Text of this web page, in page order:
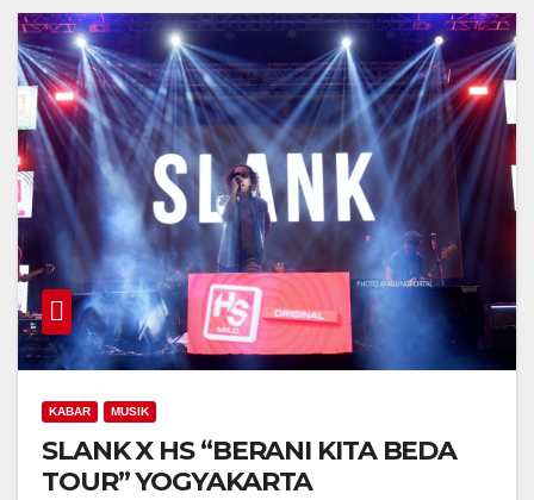
KABAR MUSIK
SLANK X HS “BERANI KITA BEDA
TOUR” YOGYAKARTA